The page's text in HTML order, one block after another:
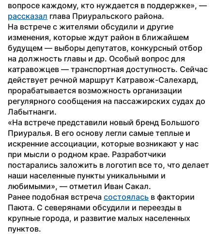
рассказал глава Приуральского района.
На встрече с жителями обсудили и другие
изменения, которые ждут район в ближайшем
будущем — выборы депутатов, конкурсный отбор
на должность главы и др. Особый вопрос для
катравожцев — транспортная доступность. Сейчас
действует речной маршрут Катравож-Салехард,
прорабатывается возможность организации
регулярного сообщения на пассажирских судах до
Лабытнанги.
«На встрече представили новый бренд Большого
Приуралья. В его основу легли самые теплые и
искренние ассоциации, которые возникают у нас
при мысли о родном крае. Разработчики
постарались заложить в логотип все то, что делает
наши населенные пункты уникальными и
любимыми», — отметил Иван Сакал.
Ранее подобная встреча состоялась в фактории
Паюта. С северянами обсудили и переезды в
крупные города, и развитие малых населенных
пунктов.